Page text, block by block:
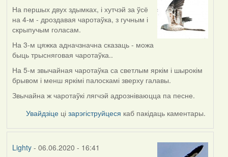
In
reply
to
by
Lighty
На першых двух здымках, і хутчэй за ўсё
на 4-м - дроздавая чаротаўка, з гучным і
скрыпучым голасам.
На 3-м цяжка адначзначна сказаць - можа
быць трысняговая чаротаўка..
На 5-м звычайная чаротаўка са светлым яркім і шырокім
брывом і менш яркімі палоскамі зверху галавы.
Звычайна ж чаротаўкі лягчэй адрозніваюцца па песне.
Увайдзіце цізарэгіструйцеся каб пакідаць каментары.
Lighty- 06.06.2020 - 16:41